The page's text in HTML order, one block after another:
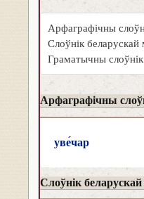
Арфаграфічны
Слоўнік
Граматычны слоўнік
Арфаграфічны
уве́чар
Слоўнік